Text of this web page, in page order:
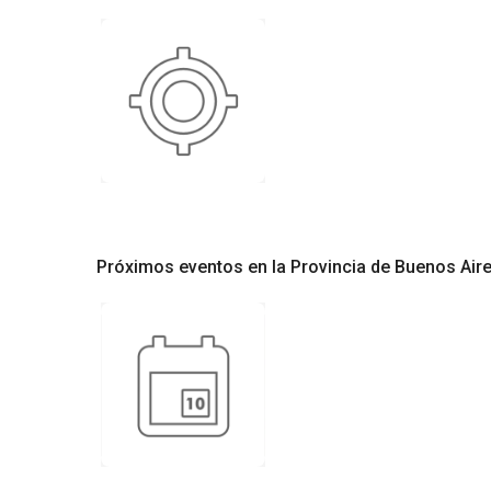
Próximos eventos en la Provincia de Buenos